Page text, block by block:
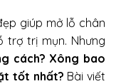
giúp mở lỗ chân
trợ trị mụn. Nhưng
cách? Xông bao
tốt nhất? Bài viết